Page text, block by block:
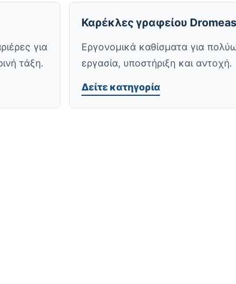
για
τάξη.
Καρέκλες γραφείου Dromeas
Εργονομικά καθίσματα για
εργασία, υποστήριξη και αντοχή.
Δείτε κατηγορία